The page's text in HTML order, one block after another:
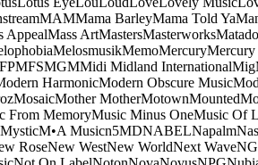
MAMMama BarleyMama Told Ya
AppealMass ArtMastersMasterworks
MelosmusikMemoMercury
MFSMGMMidi Midland InternationalMig
HarmonicModern Obscure Music
MosaicMother MotherMotownMounted
From MemoryMusic Minus OneMusic Of
MysticM•A Musicn5MDNABELNapalm
RoseNew WestNew WorldNext Wave